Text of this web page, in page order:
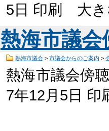
5日 印刷 大き
熱海市議
熱海市議会> 市議会からのご案内 >
熱海市議会傍
7年12月5日